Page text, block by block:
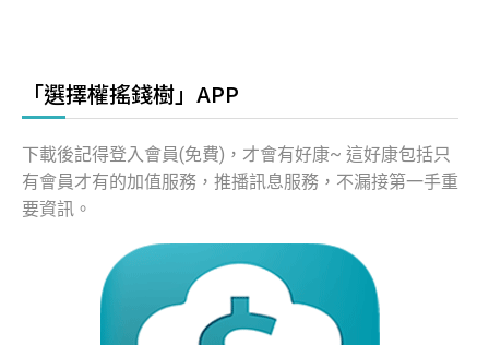
「選擇權搖錢樹」APP
下載後記得登入會員(免費)，才會有好康~ 這好康包括只
有會員才有的加值服務，推播訊息服務，不漏接第一手重
要資訊。